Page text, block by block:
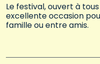
Le festival, ouvert à
excellente occasion
famille ou entre amis.